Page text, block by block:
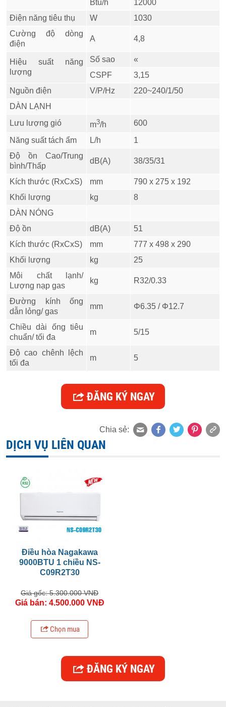
Btu/h
12000
Điện năng tiêu thụ
W
1030
Cường độ dòng
điện
A 4,8
Hiệu suất năng
lượng
Số sao
«
CSPF
3,15
Nguồn điện
V/P/Hz
220~240/1/50
DÀN LẠNH
Lưu lượng gió
m3/h
600
Năng suất tách ẩm
L/h
1
Độ ồn Cao/Trung
bình/Thấp
dB(A) 38/35/31
Kích thước (RxCxS) mm
790 x 275 x 192
Khối lượng
kg
8
DÀN NÓNG
Độ ồn
dB(A)
51
Kích thước (RxCxS)
mm
777 x 498 x 290
Khối lượng
kg
25
Môi chất lạnh/
Lượng nạp gas
kg R32/0.33
Đường kính ống
dẫn lỏng/ gas
mm Φ6.35 / Φ12.7
Chiều dài ống tiêu
chuẩn/ tối đa
m 5/15
Độ cao chênh lệch
tối đa
m 5
ĐĂNG KÝ NGAY
Chia sẻ:
DỊCH VỤ LIÊN QUAN
Điều hòa Nagakawa
9000BTU 1 chiều NS-
C09R2T30
Giá gốc: 5.300.000 VNĐ
Giá bán: 4.500.000 VNĐ
Chọn mua
ĐĂNG KÝ NGAY